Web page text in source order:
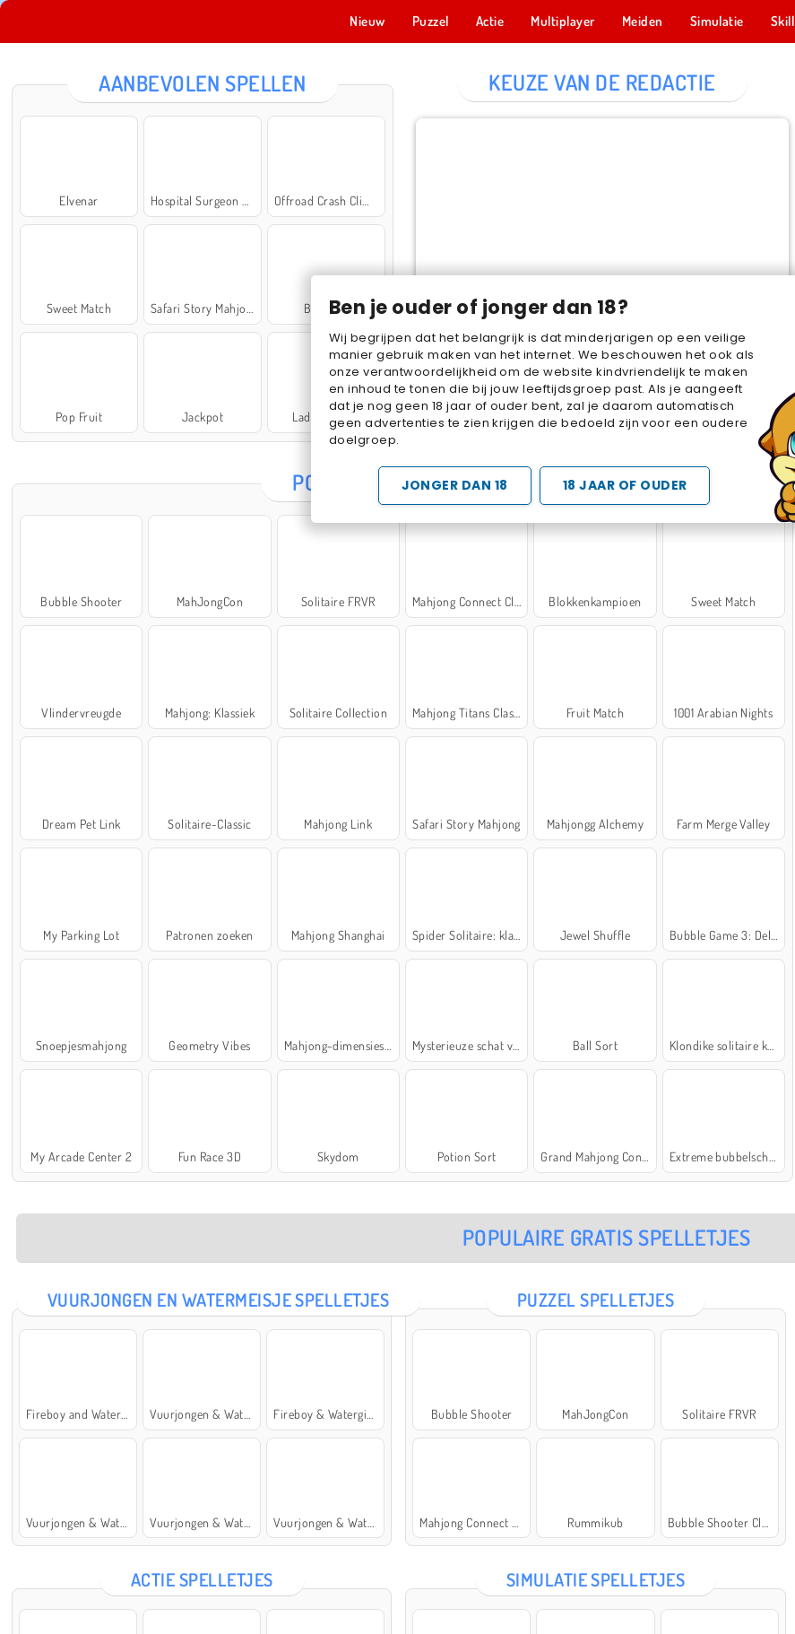
Ben je ouder of jonger dan 18?
Wij begrijpen dat het belangrijk is dat minderjarigen op een veilige
manier gebruik maken van het internet. We beschouwen het ook als
onze verantwoordelijkheid om de website kindvriendelijk te maken
en inhoud te tonen die bij jouw leeftijdsgroep past. Als je aangeeft
dat je nog geen 18 jaar of ouder bent, zal je daarom automatisch
geen advertenties te zien krijgen die bedoeld zijn voor een oudere
doelgroep.
JONGER DAN 18 18 JAAR OF OUDER
Nieuw Puzzel Actie Multiplayer Meiden Simulatie Skill
AANBEVOLEN SPELLEN
Elvenar
Sweet Match Ball Sort
Pop Fruit Jackpot Lady Popular
KEUZE VAN DE REDACTIE
Cake Merge 2
Cake Merge 2 Marble Sort
POPULAIRE SPELLETJES
Bubble Shooter MahJongCon Solitaire FRVR Mahjong Connect Classic Blokkenkampioen Sweet Match
Vlindervreugde Mahjong: Klassiek Solitaire Collection Fruit Match 1001 Arabian Nights
Dream Pet Link Solitaire-Classic Mahjong Link Safari Story Mahjong Mahjongg Alchemy Farm Merge Valley
My Parking Lot Patronen zoeken Mahjong Shanghai Jewel Shuffle
Snoepjesmahjong Geometry Vibes Mahjong-dimensies: 900 seconden Mysterieuze schat van de zee Ball Sort Klondike solitaire kaartspel
My Arcade Center 2 Fun Race 3D Skydom Potion Sort
POPULAIRE GRATIS SPELLETJES
VUURJONGEN EN WATERMEISJE SPELLETJES PUZZEL SPELLETJES
Bubble Shooter MahJongCon Solitaire FRVR
Rummikub
ACTIE SPELLETJES SIMULATIE SPELLETJES